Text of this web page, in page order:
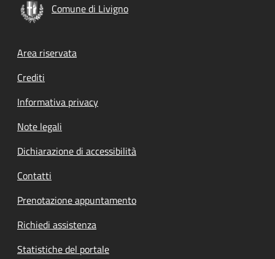
Comune di Livigno
Footer menu
Area riservata
Crediti
Informativa privacy
Note legali
Dichiarazione di accessibilità
Contatti
Prenotazione appuntamento
Richiedi assistenza
Statistiche del portale